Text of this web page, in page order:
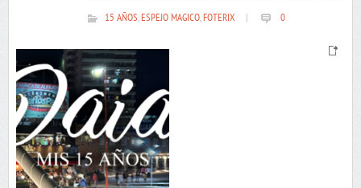
15 AÑOS,ESPEJO MAGICO,FOTERIX 0